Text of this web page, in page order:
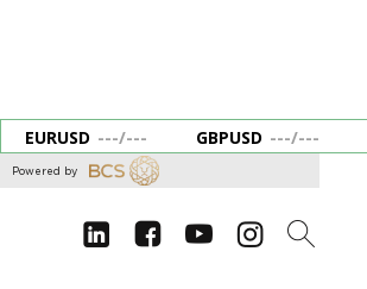
EURUSD ---/--- GBPUSD ---/---
Powered by
d e g c 2